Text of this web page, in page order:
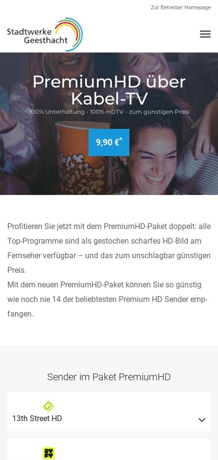
Zur Betreiber Homepage
PremiumHD über
Kabel-TV
100% Unterhaltung - 100% HDTV - zum günstigen Preis
9,90 €*
Profitieren Sie jetzt mit dem PremiumHD-Paket doppelt: alle
Top-Programme sind als gesto­chen scharfes HD-Bild am
Fernseher verfügbar – und das zum unschlagbar günstigen
Preis.
Mit dem neuen PremiumHD-Paket können Sie so günstig
wie noch nie 14 der beliebtesten Premium HD Sender emp­
fangen.
Sender im Paket PremiumHD
13th Street HD